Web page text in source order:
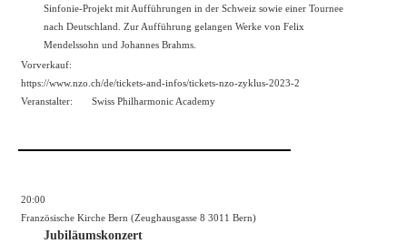
Sinfonie-Projekt mit Aufführungen in der Schweiz sowie einer Tournee
nach Deutschland. Zur Aufführung gelangen Werke von Felix
Mendelssohn und Johannes Brahms.
Vorverkauf:
https://www.nzo.ch/de/tickets-and-infos/tickets-nzo-zyklus-2023-2
Veranstalter:
Swiss Philharmonic Academy
20:00
Französische Kirche Bern (Zeughausgasse 8 3011 Bern)
Jubiläumskonzert